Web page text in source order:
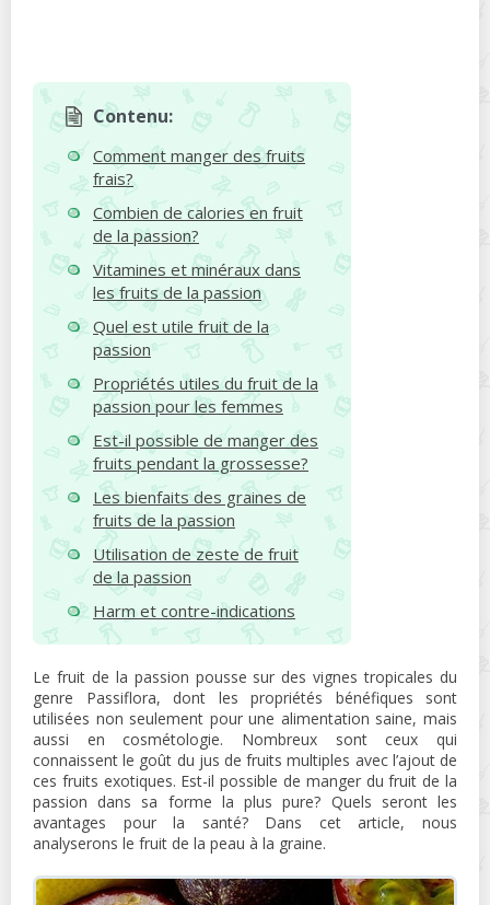
Contenu:
Comment manger des fruits
frais?
Combien de calories en fruit
de la passion?
Vitamines et minéraux dans
les fruits de la passion
Quel est utile fruit de la
passion
Propriétés utiles du fruit de la
passion pour les femmes
Est-il possible de manger des
fruits pendant la grossesse?
Les bienfaits des graines de
fruits de la passion
Utilisation de zeste de fruit
de la passion
Harm et contre-indications
Le fruit de la passion pousse sur des vignes tropicales du
genre Passiflora, dont les propriétés bénéfiques sont
utilisées non seulement pour une alimentation saine, mais
aussi en cosmétologie. Nombreux sont ceux qui
connaissent le goût du jus de fruits multiples avec l’ajout de
ces fruits exotiques. Est-il possible de manger du fruit de la
passion dans sa forme la plus pure? Quels seront les
avantages pour la santé? Dans cet article, nous
analyserons le fruit de la peau à la graine.